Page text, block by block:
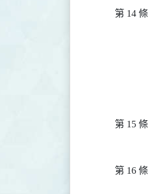
第 14 條
第 15 條
第 16 條